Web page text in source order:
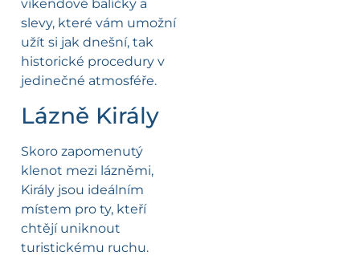
víkendové balíčky a
slevy, které vám umožní
užít si jak dnešní, tak
historické procedury v
jedinečné atmosféře.
Lázně Király
Skoro zapomenutý
klenot mezi lázněmi,
Király jsou ideálním
místem pro ty, kteří
chtějí uniknout
turistickému ruchu.